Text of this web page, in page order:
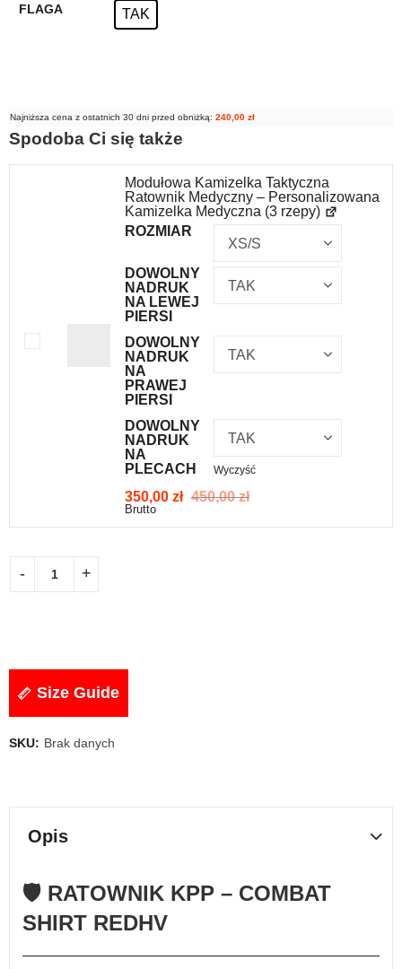
FLAGA TAK
Najniższa cena z ostatnich 30 dni przed obniżką: 240,00 zł
Spodoba Ci się także
Modułowa Kamizelka Taktyczna
Ratownik Medyczny – Personalizowana
Kamizelka Medyczna (3 rzepy)
ROZMIAR
DOWOLNY
NADRUK
NA LEWEJ
PIERSI
DOWOLNY
NADRUK
NA
PRAWEJ
PIERSI
DOWOLNY
NADRUK
NA
PLECACH
Wyczyść
350,00 zł 450,00zł
Brutto
Size Guide
SKU: Brak danych
Opis
🛡️ RATOWNIK KPP – COMBAT
SHIRT REDHV